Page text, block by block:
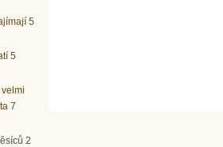
5
5
7
2